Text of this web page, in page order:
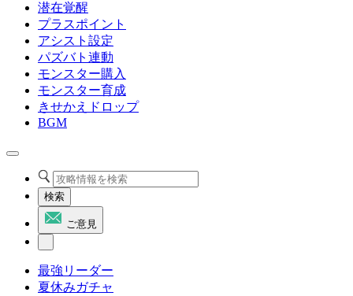
潜在覚醒
プラスポイント
アシスト設定
パズバト連動
モンスター購入
モンスター育成
きせかえドロップ
BGM
検索
ご意見
最強リーダー
夏休みガチャ